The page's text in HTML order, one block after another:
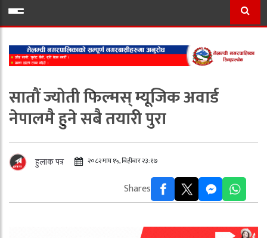
सातौं ज्योती फिल्मस् म्यूजिक अवार्ड
नेपालमै हुने सबै तयारी पुरा
हुलाक पत्र २०८२ माघ १५, बिहीबार २३:१७
Shares